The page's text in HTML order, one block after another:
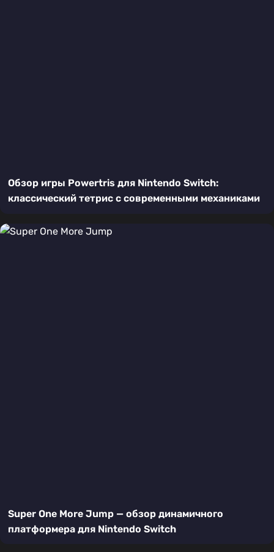
Обзор игры Powertris для Nintendo Switch:
классический тетрис с современными механиками
Super One More Jump — обзор динамичного
платформера для Nintendo Switch